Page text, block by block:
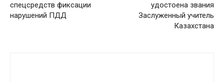
спецсредств фиксации
нарушений ПДД
удостоена звания
Заслуженный учитель
Казахстана